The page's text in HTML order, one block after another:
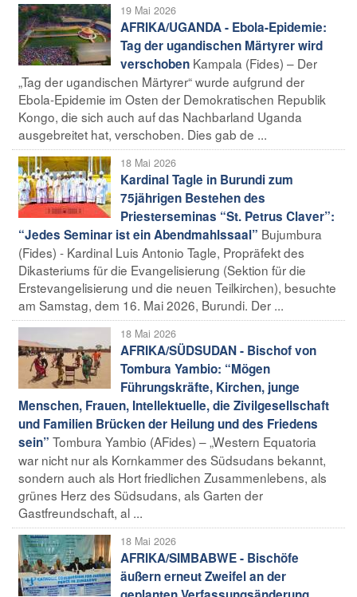
19 Mai 2026
AFRIKA/UGANDA - Ebola-Epidemie:
Tag der ugandischen Märtyrer wird
verschoben Kampala (Fides) – Der
„Tag der ugandischen Märtyrer“ wurde aufgrund der
Ebola-Epidemie im Osten der Demokratischen Republik
Kongo, die sich auch auf das Nachbarland Uganda
ausgebreitet hat, verschoben. Dies gab de ...
18 Mai 2026
Kardinal Tagle in Burundi zum
75jährigen Bestehen des
Priesterseminas “St. Petrus Claver”:
“Jedes Seminar ist ein Abendmahlssaal” Bujumbura
(Fides) - Kardinal Luis Antonio Tagle, Propräfekt des
Dikasteriums für die Evangelisierung (Sektion für die
Erstevangelisierung und die neuen Teilkirchen), besuchte
am Samstag, dem 16. Mai 2026, Burundi. Der ...
18 Mai 2026
AFRIKA/SÜDSUDAN - Bischof von
Tombura Yambio: “Mögen
Führungskräfte, Kirchen, junge
Menschen, Frauen, Intellektuelle, die Zivilgesellschaft
und Familien Brücken der Heilung und des Friedens
sein” Tombura Yambio (AFides) – „Western Equatoria
war nicht nur als Kornkammer des Südsudans bekannt,
sondern auch als Hort friedlichen Zusammenlebens, als
grünes Herz des Südsudans, als Garten der
Gastfreundschaft, al ...
18 Mai 2026
AFRIKA/SIMBABWE - Bischöfe
äußern erneut Zweifel an der